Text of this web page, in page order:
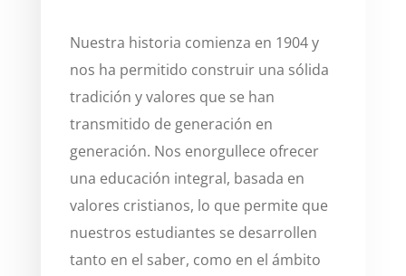
Nuestra historia comienza en 1904 y
nos ha permitido construir una sólida
tradición y valores que se han
transmitido de generación en
generación. Nos enorgullece ofrecer
una educación integral, basada en
valores cristianos, lo que permite que
nuestros estudiantes se desarrollen
tanto en el saber, como en el ámbito